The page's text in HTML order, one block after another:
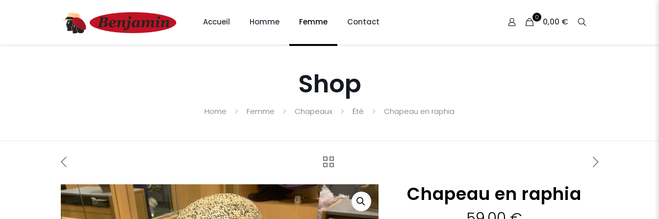
Accueil Homme Femme Contact 0 0,00 €
Shop
Home Femme Chapeaux Été Chapeau en raphia
Chapeau en raphia